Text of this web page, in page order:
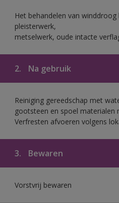
Het behandelen van
pleisterwerk,
metselwerk, oude intacte
2. Na gebruik
Reiniging gereedschap met
gootsteen en spoel materialen
Verfresten afvoeren volgens
3. Bewaren
Vorstvrij bewaren